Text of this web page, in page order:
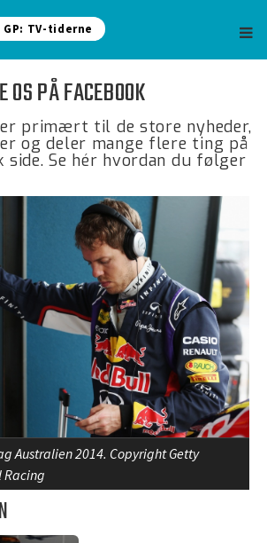
GP: TV-tiderne
PÅ FACEBOOK
primært til de store nyheder,
og deler mange flere ting på
side. Se hér hvordan du følger
Australien 2014. Copyright Getty
Racing